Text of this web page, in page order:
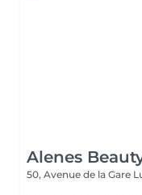
Alenes
50, Avenue de la Gare